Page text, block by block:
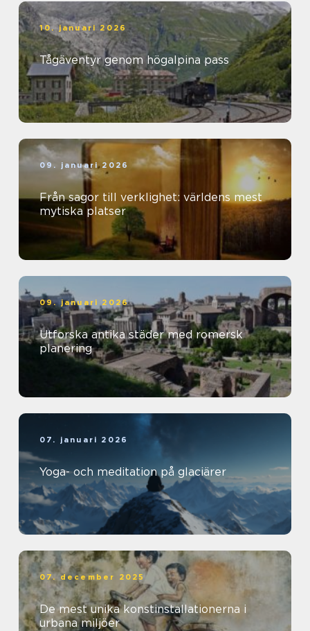
10. januari 2026
Tågäventyr genom högalpina pass
09. januari 2026
Från sagor till verklighet: världens mest
mytiska platser
09. januari 2026
Utforska antika städer med romersk
planering
07. januari 2026
Yoga- och meditation på glaciärer
07. december 2025
De mest unika konstinstallationerna i
urbana miljöer